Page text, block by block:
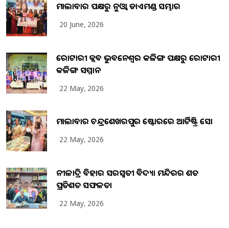
ମାଲାବାର ପକ୍ଷରୁ ନୁଓ୍ବା ଡାଏମଣ୍ଡ ସମ୍ଭାର
20 June, 2026
ରୋଟାରୀ କ୍ଲବ ଭୁବନେଶ୍ୱର କଳିଙ୍ଗ ପକ୍ଷରୁ ରୋଟାରୀ
କଳିଙ୍ଗ ସମ୍ମାନ
22 May, 2026
ମାଲାବାର ଚନ୍ଦ୍ରଶେଖରପୁର ଷ୍ଟୋରରେ ଆର୍ଟିଷ୍ଟ୍ରି ସୋ
22 May, 2026
ନୀଳାଦ୍ରି ବିହାର ସରସ୍ୱତୀ ବିଦ୍ୟା ମନ୍ଦିରର ଶତ
ପ୍ରତିଶତ ସଫଳତା
22 May, 2026